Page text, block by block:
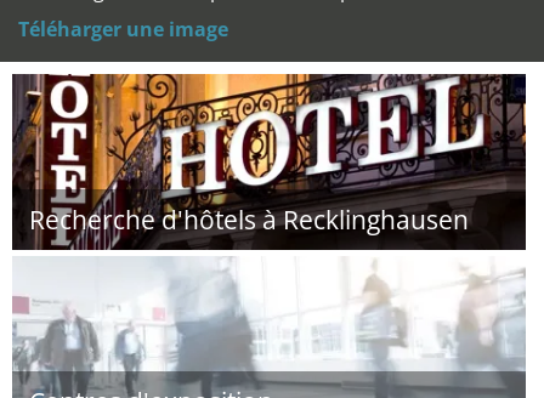
Téléharger une image
Recherche d'hôtels à Recklinghausen